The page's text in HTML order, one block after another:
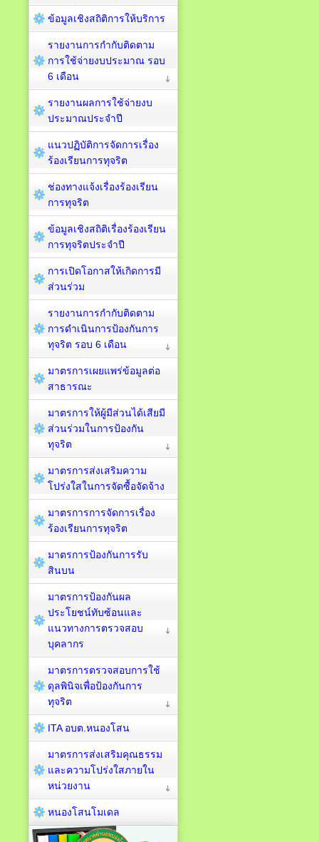
ข้อมูลเชิงสถิติการให้บริการ
รายงานการกำกับติดตาม
การใช้จ่ายงบประมาณ รอบ
6 เดือน
รายงานผลการใช้จ่ายงบ
ประมาณประจำปี
แนวปฏิบัติการจัดการเรื่อง
ร้องเรียนการทุจริต
ช่องทางแจ้งเรื่องร้องเรียน
การทุจริต
ข้อมูลเชิงสถิติเรื่องร้องเรียน
การทุจริตประจำปี
การเปิดโอกาสให้เกิดการมี
ส่วนร่วม
รายงานการกำกับติดตาม
การดำเนินการป้องกันการ
ทุจริต รอบ 6 เดือน
มาตรการเผยแพร่ข้อมูลต่อ
สาธารณะ
มาตรการให้ผู้มีส่วนได้เสียมี
ส่วนร่วมในการป้องกัน
ทุจริต
มาตรการส่งเสริมความ
โปร่งใสในการจัดซื้อจัดจ้าง
มาตรการการจัดการเรื่อง
ร้องเรียนการทุจริต
มาตรการป้องกันการรับ
สินบน
มาตรการป้องกันผล
ประโยชน์ทับซ้อนและ
แนวทางการตรวจสอบ
บุคลากร
มาตรการตรวจสอบการใช้
ดุลพินิจเพื่อป้องกันการ
ทุจริต
ITA อบต.หนองโสน
มาตรการส่งเสริมคุณธรรม
และความโปร่งใสภายใน
หน่วยงาน
หนองโสนโมเดล